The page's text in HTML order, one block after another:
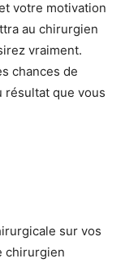
votre motivation
au chirurgien
vraiment.
chances de
résultat que vous
sur vos
chirurgien